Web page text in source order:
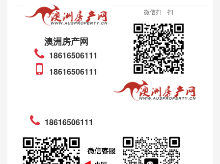
澳洲房产网
18616506111
18616506111
微信扫一扫
18616506111